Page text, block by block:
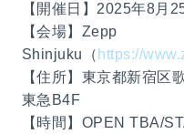
【開催日】2025年8月
【会場】Zepp
Shinjuku（ https://
【住所】東京都新宿区
東急B4F
【時間】OPEN TBA/